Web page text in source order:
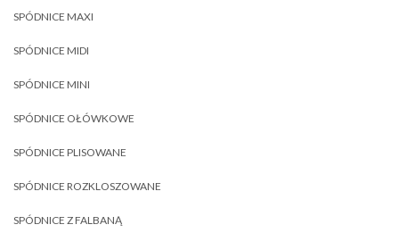
SPÓDNICE MAXI
SPÓDNICE MIDI
SPÓDNICE MINI
SPÓDNICE OŁÓWKOWE
SPÓDNICE PLISOWANE
SPÓDNICE ROZKLOSZOWANE
SPÓDNICE Z FALBANĄ